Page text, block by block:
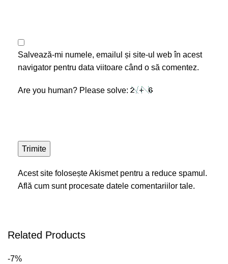
Salvează-mi numele, emailul și site-ul web în acest
navigator pentru data viitoare când o să comentez.
Are you human? Please solve:
Acest site folosește Akismet pentru a reduce spamul.
Află cum sunt procesate datele comentariilor tale.
Related Products
-7%